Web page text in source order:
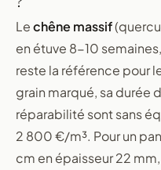
Lechêne massif
en étuve 8-10
reste la référence pour
grain marqué, sa durée
réparabilité sont sans
2 800 €/m³. Pour un
cm en épaisseur 22